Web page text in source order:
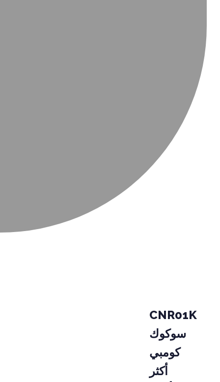
CNR01K
سوكوك
كومبي
أكثر